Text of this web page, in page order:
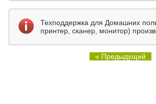
Техподдержка для Домашних
принтер, сканер, монитор)
« Предыдущий